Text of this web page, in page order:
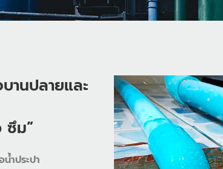
านปลายและ
ซึม”
ำประปา